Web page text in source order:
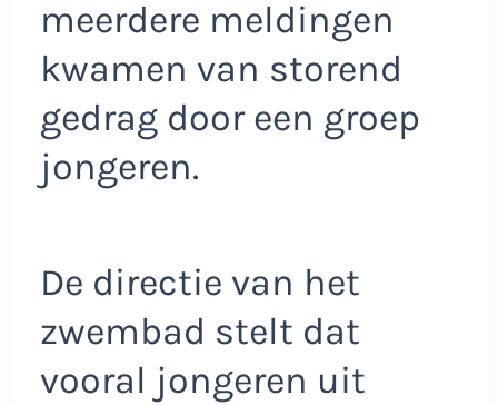
meerdere meldingen
kwamen van storend
gedrag door een groep
jongeren.
De directie van het
zwembad stelt dat
vooral jongeren uit